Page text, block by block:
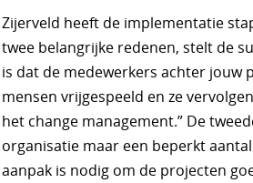
Zijerveld heeft de implementatie
twee belangrijke redenen, stelt de
is dat de medewerkers achter jouw
mensen vrijgespeeld en ze
het change management.” De
organisatie maar een beperkt
aanpak is nodig om de projecten